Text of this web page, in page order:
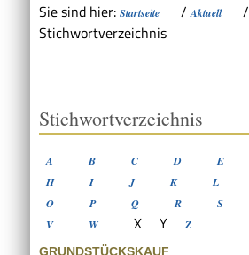
Sie sind hier: Startseite /Aktuell /
Stichwortverzeichnis
Stichwortverzeichnis
A B C D E
H
I J K L
O
P Q R S
V
W X Y Z
GRUNDSTÜCKSKAUF